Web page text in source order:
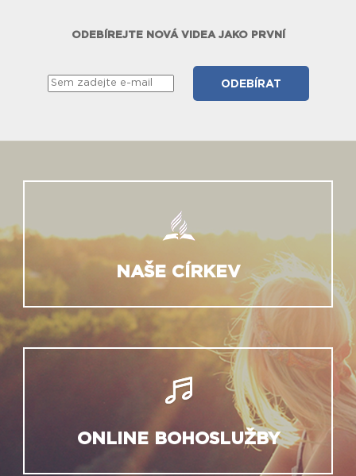
ODEBÍREJTE NOVÁ VIDEA JAKO PRVNÍ
NAŠE CÍRKEV
ONLINE BOHOSLUŽBY